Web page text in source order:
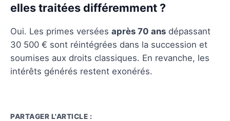
elles traitées différemment ?
Oui. Les primes versées après 70 ans dépassant
30 500 € sont réintégrées dans la succession et
soumises aux droits classiques. En revanche, les
intérêts générés restent exonérés.
PARTAGER L'ARTICLE :